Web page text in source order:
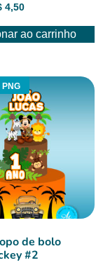
4,50O
atual
ao carrinho
PNG
de bolo
#2